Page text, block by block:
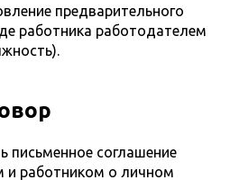
предварительного
работника работодателем
письменное соглашение
и работником о личном